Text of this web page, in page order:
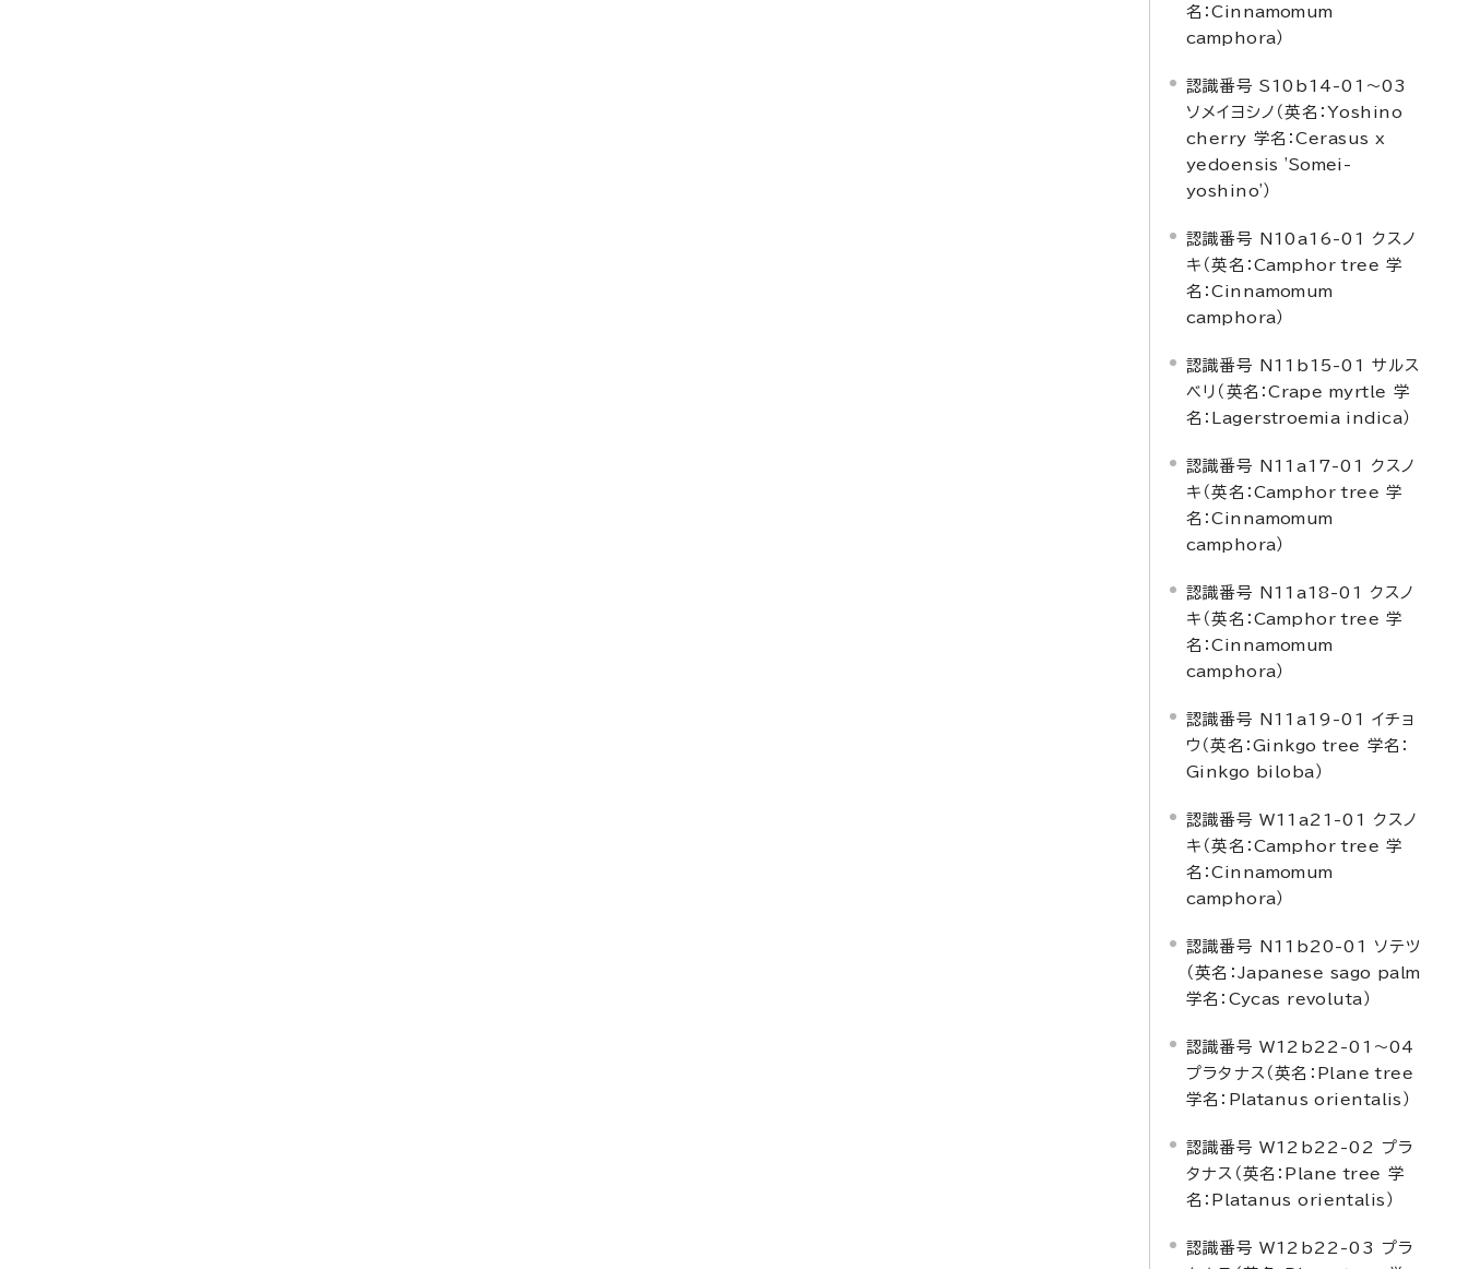
名：Cinnamomum
camphora）
認識番号 S10b14-01～03
ソメイヨシノ（英名： Yoshino
cherry 学名：Cerasus x
yedoensis 'Somei-
yoshino' ）
認識番号 N10a16-01 クスノ
キ（英名： Camphor tree 学
名：Cinnamomum
camphora）
認識番号 N11b15-01 サルス
ベリ（英名：Crape myrtle 学
名：
Lagerstroemia indica）
認識番号 N11a17-01 クスノ
キ（英名： Camphor tree 学
名：Cinnamomum
camphora）
認識番号 N11a18-01 クスノ
キ（英名： Camphor tree 学
名：Cinnamomum
camphora）
認識番号 N11a19-01 イチョ
ウ（英名： Ginkgo tree 学名：
Ginkgo biloba ）
認識番号 W11a21-01 クスノ
キ（英名： Camphor tree 学
名：Cinnamomum
camphora）
認識番号 N11b20-01 ソテツ
（英名： Japanese sago palm
学名： Cycas revoluta ）
認識番号 W12b22-01～04
プラタナス（英名： Plane tree
学名： Platanus orientalis ）
認識番号 W12b22-02 プラ
タナス（英名： Plane tree 学
名： Platanus orientalis ）
認識番号 W12b22-03 プラ